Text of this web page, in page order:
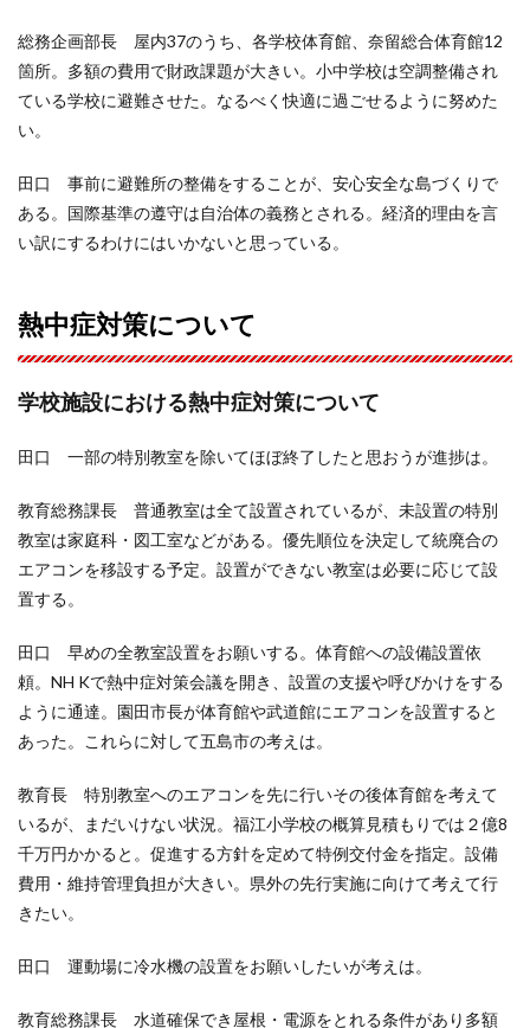
総務企画部長 屋内37のうち、各学校体育館、奈留総合体育館12
箇所。多額の費用で財政課題が大きい。小中学校は空調整備され
ている学校に避難させた。なるべく快適に過ごせるように努めた
い。
田口 事前に避難所の整備をすることが、安心安全な島づくりで
ある。国際基準の遵守は自治体の義務とされる。経済的理由を言
い訳にするわけにはいかないと思っている。
熱中症対策について
学校施設における熱中症対策について
田口 一部の特別教室を除いてほぼ終了したと思おうが進捗は。
教育総務課長 普通教室は全て設置されているが、未設置の特別
教室は家庭科・図工室などがある。優先順位を決定して統廃合の
エアコンを移設する予定。設置ができない教室は必要に応じて設
置する。
田口 早めの全教室設置をお願いする。体育館への設備設置依
頼。NH Kで熱中症対策会議を開き、設置の支援や呼びかけをする
ように通達。園田市長が体育館や武道館にエアコンを設置すると
あった。これらに対して五島市の考えは。
教育長 特別教室へのエアコンを先に行いその後体育館を考えて
いるが、まだいけない状況。福江小学校の概算見積もりでは２億8
千万円かかると。促進する方針を定めて特例交付金を指定。設備
費用・維持管理負担が大きい。県外の先行実施に向けて考えて行
きたい。
田口 運動場に冷水機の設置をお願いしたいが考えは。
教育総務課長 水道確保でき屋根・電源をとれる条件があり多額